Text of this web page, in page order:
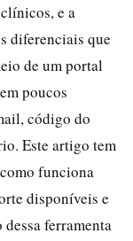
e a
diferenciais que
de um portal
poucos
código do
Este artigo tem
funciona
disponíveis e
ferramenta